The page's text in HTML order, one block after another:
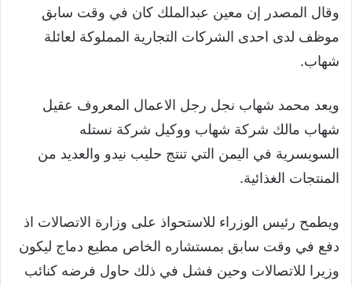
وقال المصدر إن معين عبدالملك كان في وقت سابق
موظف لدى احدى الشركات التجارية المملوكة لعائلة
شهاب.
ويعد محمد شهاب نجل رجل الاعمال المعروف عقيل
شهاب مالك شركة شهاب ووكيل شركة نستله
السويسرية في اليمن التي تنتج حليب نيدو والعديد من
المنتجات الغذائية.
ويطمح رئيس الوزراء للاستحواذ على وزارة الاتصالات اذ
دفع في وقت سابق بمستشاره الخاص مطيع دماج ليكون
وزيرا للاتصالات وحين فشل في ذلك حاول فرضه كنائب